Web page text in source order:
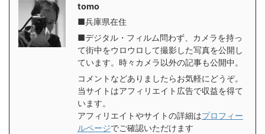
tomo
■兵庫県在住
■デジタル・フィルム問わず、カメラを持っ
て街中をウロウロして撮影した写真を公開し
ています。時々カメラ以外の記事も公開中。
コメントなどありましたらお気軽にどうぞ。
当サイトはアフィリエイト広告で収益を得て
います。
アフィリエイトやサイトの詳細はプロフィー
ルページでご確認いただけます